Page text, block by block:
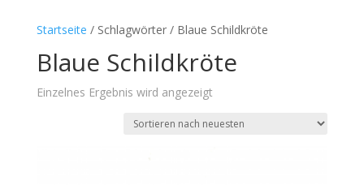
Startseite / Schlagwörter / Blaue Schildkröte
Blaue Schildkröte
Einzelnes Ergebnis wird angezeigt